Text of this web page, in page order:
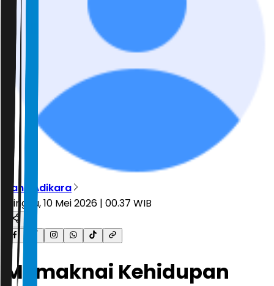
Banu Adikara
Minggu, 10 Mei 2026 | 00.37 WIB
Memaknai Kehidupan